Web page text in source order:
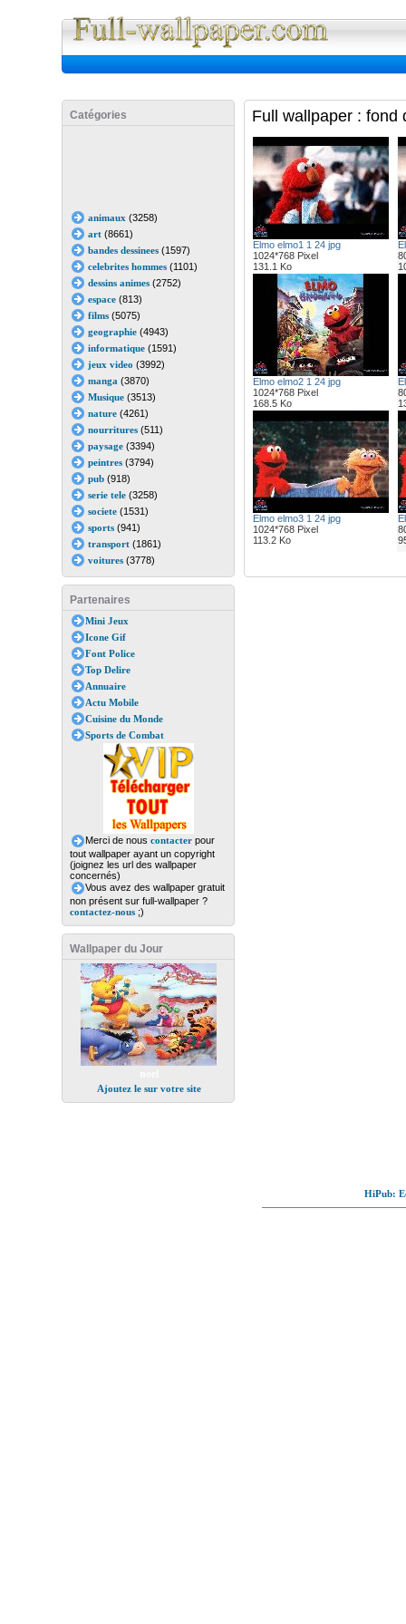
Catégories
animaux (3258)
art(8661)
bandes dessinees(1597)
celebrites hommes(1101)
dessins animes(2752)
espace(813)
films(5075)
geographie(4943)
informatique(1591)
jeux video (3992)
manga (3870)
Musique(3513)
nature(4261)
nourritures(511)
paysage(3394)
peintres(3794)
pub(918)
serie tele(3258)
societe(1531)
sports(941)
transport(1861)
voitures(3778)
Partenaires
Mini Jeux
Icone Gif
Font Police
Top Delire
Annuaire
Actu Mobile
Cuisine du Monde
Sports de Combat
Merci de nous contacterpour
tout wallpaper ayant un copyright
(joignez les url des wallpaper
concernés)
Vous avez des wallpaper gratuit
non présent sur full-wallpaper ?
contactez-nous;)
Wallpaper du Jour
Ajoutez le sur votre site
Full wallpaper : fond
Elmo elmo1 1 24 jpg
1024*768 Pixel
131.1 Ko
Elmo elmo2 1 24 jpg
1024*768 Pixel
168.5 Ko
Elmo elmo3 1 24 jpg
1024*768 Pixel
113.2 Ko
HiPub: